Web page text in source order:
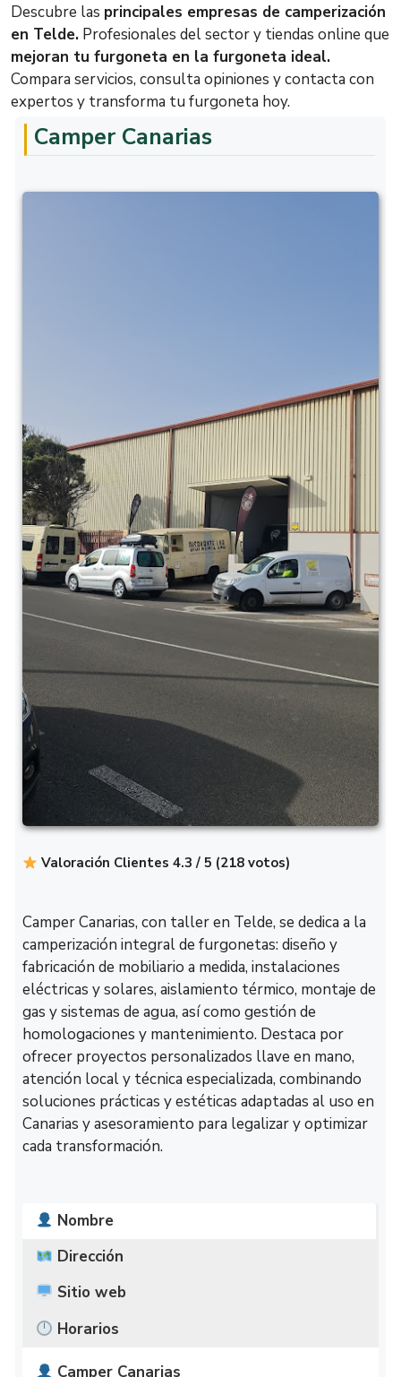
Descubre las principales empresas de camperización
en Telde. Profesionales del sector y tiendas online que
mejoran tu furgoneta en la furgoneta ideal.
Compara servicios, consulta opiniones y contacta con
expertos y transforma tu furgoneta hoy.
Camper Canarias
Valoración Clientes 4.3 / 5 (218 votos)
Camper Canarias, con taller en Telde, se dedica a la
camperización integral de furgonetas: diseño y
fabricación de mobiliario a medida, instalaciones
eléctricas y solares, aislamiento térmico, montaje de
gas y sistemas de agua, así como gestión de
homologaciones y mantenimiento. Destaca por
ofrecer proyectos personalizados llave en mano,
atención local y técnica especializada, combinando
soluciones prácticas y estéticas adaptadas al uso en
Canarias y asesoramiento para legalizar y optimizar
cada transformación.
Nombre
Dirección
Sitio web
Horarios
Camper Canarias